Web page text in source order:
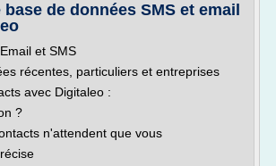
de données SMS et email
et SMS
récentes, particuliers et entreprises
avec Digitaleo :
?
n'attendent que vous